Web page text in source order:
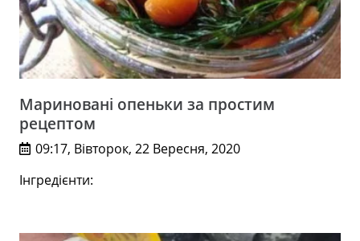
Мариновані опеньки за простим
рецептом
09:17, Вівторок, 22 Вересня, 2020
Інгредієнти: